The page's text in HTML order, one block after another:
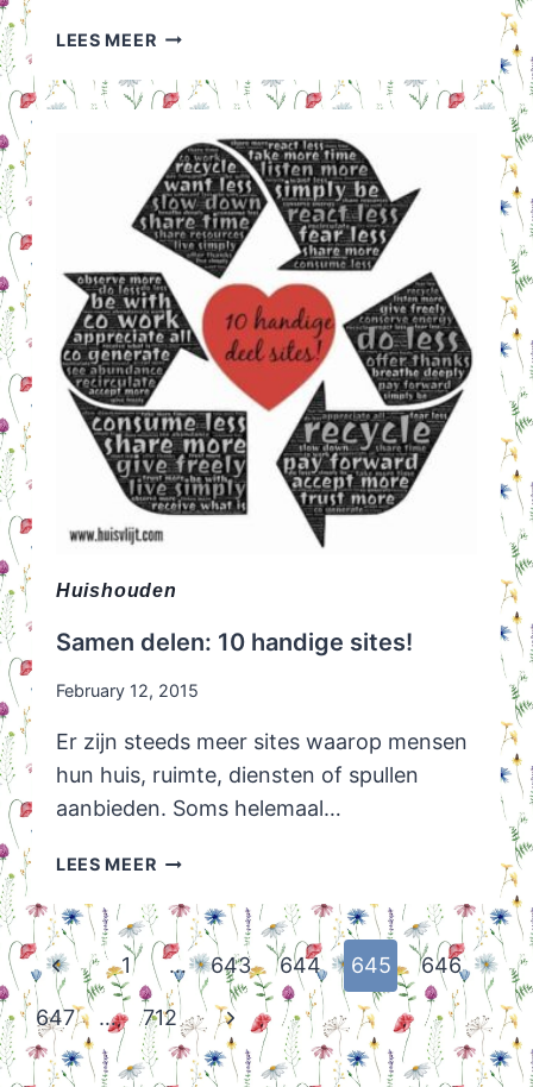
LEES MEERGRATIS
VERSTUREN
EEN
KUS
I.P.V.
EEN
POSTZEGEL
Huishouden
Samen delen: 10 handige sites!
February 12, 2015
Er zijn steeds meer sites waarop mensen
hun huis, ruimte, diensten of spullen
aanbieden. Soms helemaal…
LEES MEERSAMEN
10
HANDIGE
SITES!
Page
navigation
Previous
Page
1 … 643 644 645 646
647 … 712
Next
Page